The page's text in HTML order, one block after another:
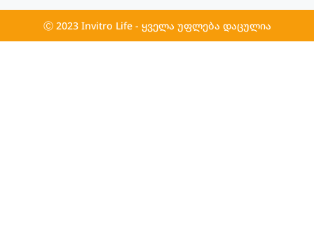
Ⓒ 2023 Invitro Life - ყველა უფლება დაცულია